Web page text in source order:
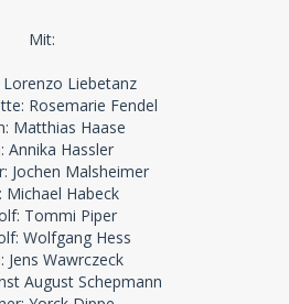
Mit:
Lorenzo Liebetanz
Rosemarie Fendel
Matthias Haase
Annika Hassler
Jochen Malsheimer
Michael Habeck
Tommi Piper
Wolfgang Hess
Jens Wawrczeck
August Schepmann